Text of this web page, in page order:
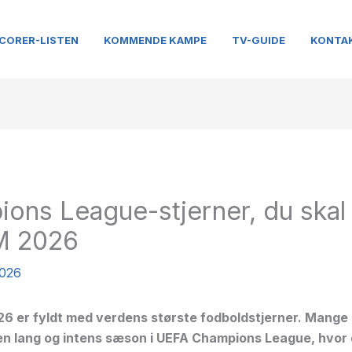
LISTEN KOMMENDE KAMPE TV-GUIDE
League-stjerner, du
2026
er fyldt med verdens største fodboldstjerner. Mange
lang og intens sæson i UEFA Champions League, hvor